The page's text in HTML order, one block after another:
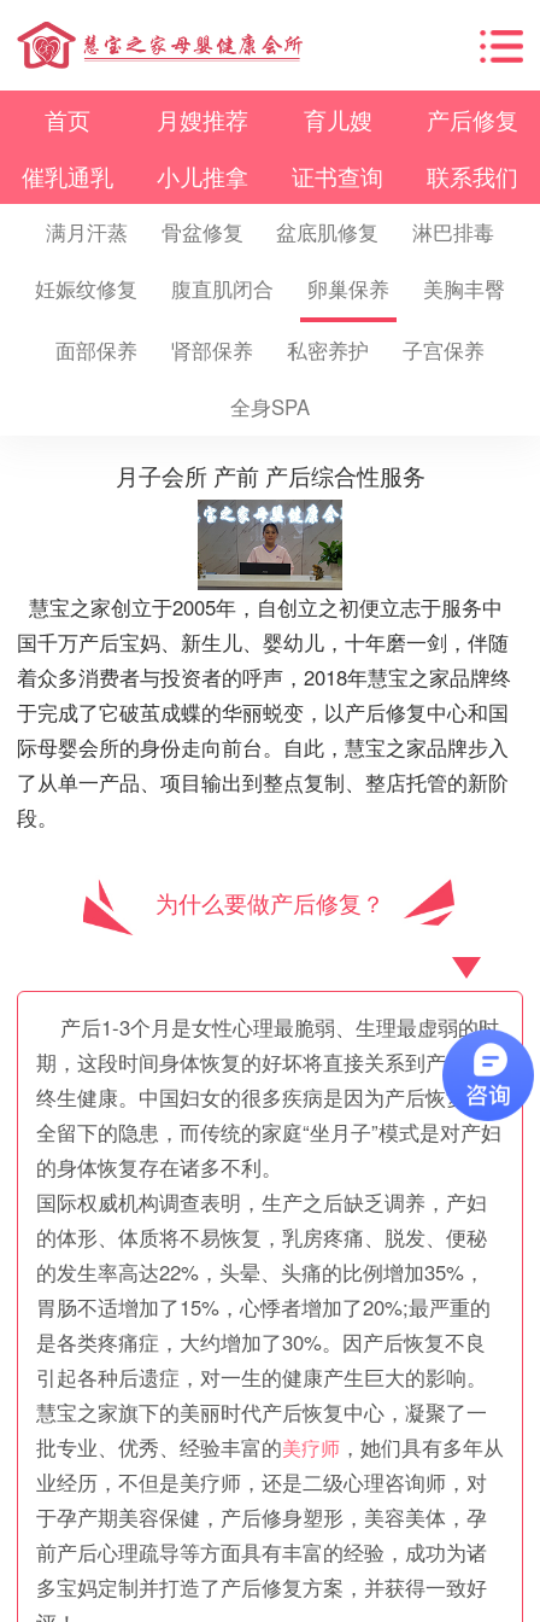
首页 月嫂推荐 育儿嫂
产后修复
催乳通乳
小儿推拿 证书查询 联系我们
满月汗蒸 骨盆修复 盆底肌修复
淋巴排毒
妊娠纹修复
腹直肌闭合 卵巢保养 美胸丰臀
面部保养 肾部保养 私密养护
子宫保养
全身SPA
月子会所 产前 产后综合性服务
慧宝之家创立于2005年，自创立之初便立志于服务中
国千万产后宝妈、新生儿、婴幼儿，十年磨一剑，伴随
着众多消费者与投资者的呼声，2018年慧宝之家品牌终
于完成了它破茧成蝶的华丽蜕变，以产后修复中心和国
际母婴会所的身份走向前台。自此，慧宝之家品牌步入
了从单一产品、项目输出到整点复制、整店托管的新阶
段。
为什么要做产后修复？
产后1-3个月是女性心理最脆弱、生理最虚弱的时
期，这段时间身体恢复的好坏将直接关系到产妇的
终生健康。中国妇女的很多疾病是因为产后恢复不
全留下的隐患，而传统的家庭“坐月子”模式是对产妇
的身体恢复存在诸多不利。
国际权威机构调查表明，生产之后缺乏调养，产妇
的体形、体质将不易恢复，乳房疼痛、脱发、便秘
的发生率高达22%，头晕、头痛的比例增加35%，
胃肠不适增加了15%，心悸者增加了20%;最严重的
是各类疼痛症，大约增加了30%。因产后恢复不良
引起各种后遗症，对一生的健康产生巨大的影响。
慧宝之家旗下的美丽时代产后恢复中心，凝聚了一
批专业、优秀、经验丰富的美疗师，她们具有多年从
业经历，不但是美疗师，还是二级心理咨询师，对
于孕产期美容保健，产后修身塑形，美容美体，孕
前产后心理疏导等方面具有丰富的经验，成功为诸
多宝妈定制并打造了产后修复方案，并获得一致好